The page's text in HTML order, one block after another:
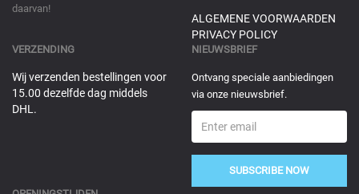
daarvan!
ALGEMENE VOORWAARDEN
PRIVACY POLICY
VERZENDING
Wij verzenden bestellingen voor
15.00 dezelfde dag middels
DHL.
NIEUWSBRIEF
Ontvang speciale aanbiedingen
via onze nieuwsbrief.
SUBSCRIBE NOW